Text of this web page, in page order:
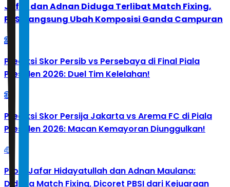
Jafar dan Adnan Diduga Terlibat Match Fixing,
PBSI Langsung Ubah Komposisi Ganda Campuran
2
Prediksi Skor Persib vs Persebaya di Final Piala
Presiden 2026: Duel Tim Kelelahan!
3
Prediksi Skor Persija Jakarta vs Arema FC di Piala
Presiden 2026: Macan Kemayoran Diunggulkan!
4
Profil Jafar Hidayatullah dan Adnan Maulana:
Diduga Match Fixing, Dicoret PBSI dari Kejuaraan